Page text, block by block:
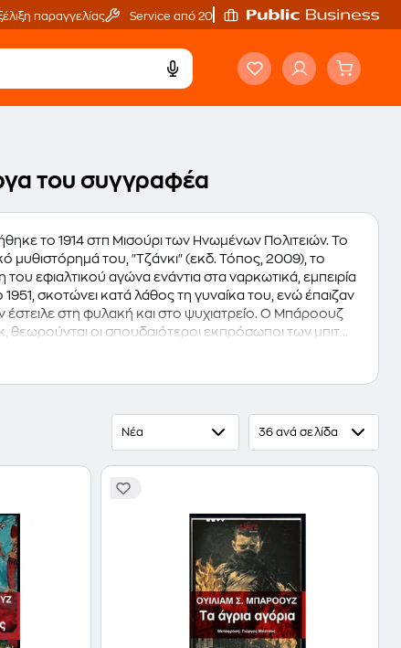
παραγγελίας Service από 20'
του συγγραφέα
το 1914 στπ Μισούρι των Ηνωμένων Πολιτειών. Το
μυθιστόρημά του, "Τζάνκι" (εκδ. Τόπος, 2009), το
του εφιαλτικού αγώνα ενάντια στα ναρκωτικά, εμπειρία
σκοτώνει κατά λάθος τη γυναίκα του, ενώ έπαιζαν
έστειλε στη φυλακή και στο ψυχιατρείο. Ο Μπάροουζ
θεωρούνται οι σπουδαιότεροι εκπρόσωποι των μπιτ
ιός") και οι πειραματισμοί του με το κείμενο (τα
να γίνει ποιητής") αποτελούν συστατικα
"Γυμνό Γεύμα" (1956/ εκδ. Τόπος, 2010),
Νέα 36 ανά σελίδα